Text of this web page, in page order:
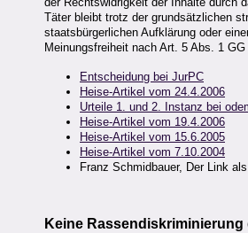
Täter bleibt trotz der grundsätzlichen
staatsbürgerlichen Aufklärung oder
Meinungsfreiheit nach Art. 5 Abs. 1
Entscheidung bei JurPC
Heise-Artikel vom 24.4.2006
Urteile 1. und 2. Instanz bei
Heise-Artikel vom 19.4.2006
Heise-Artikel vom 15.6.2005
Heise-Artikel vom 7.10.2004
Franz Schmidbauer, Der Link
Keine